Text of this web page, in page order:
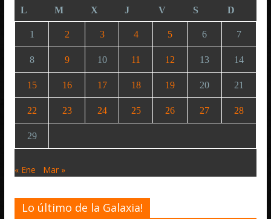
L
M X J V S D
1 2 3 4 5 6 7
8 9 10 11 12 13 14
15 16 17 18 19 20 21
22 23 24 25 26 27 28
29
« Ene Mar »
Lo último de la Galaxia!